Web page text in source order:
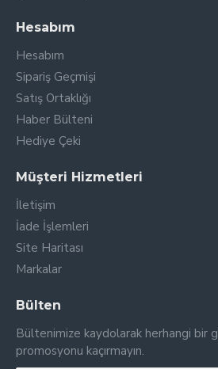
Hesabım
Hesabım
Sipariş Geçmişi
Satış Ortaklığı
Haber Bülteni
Hediye Çeki
Müşteri Hizmetleri
İletişim
İade İşlemleri
Site Haritası
Markalar
Bülten
Bültenimize kaydolarak herhangi bir
promosyonu kaçırmayın.